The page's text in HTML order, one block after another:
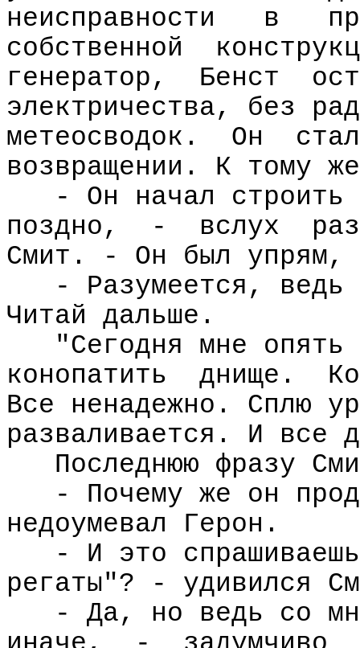
неисправности
в
собственной
генератор,
Бенст
электричества, без
метеосводок.
Он
стал
возвращении. К тому
- Он начал строить
поздно,
- вслух
Смит. - Он был упрям,
- Разумеется,
Читай дальше.
"Сегодня мне опять
конопатить
днище.
Все ненадежно. Сплю
разваливается. И
Последнюю фразу
- Почему же он
недоумевал Герон.
- И это
регаты"? - удивился
- Да, но ведь со